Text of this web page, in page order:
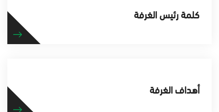
كلمة رئيس الغرفة
أهداف الغرفة